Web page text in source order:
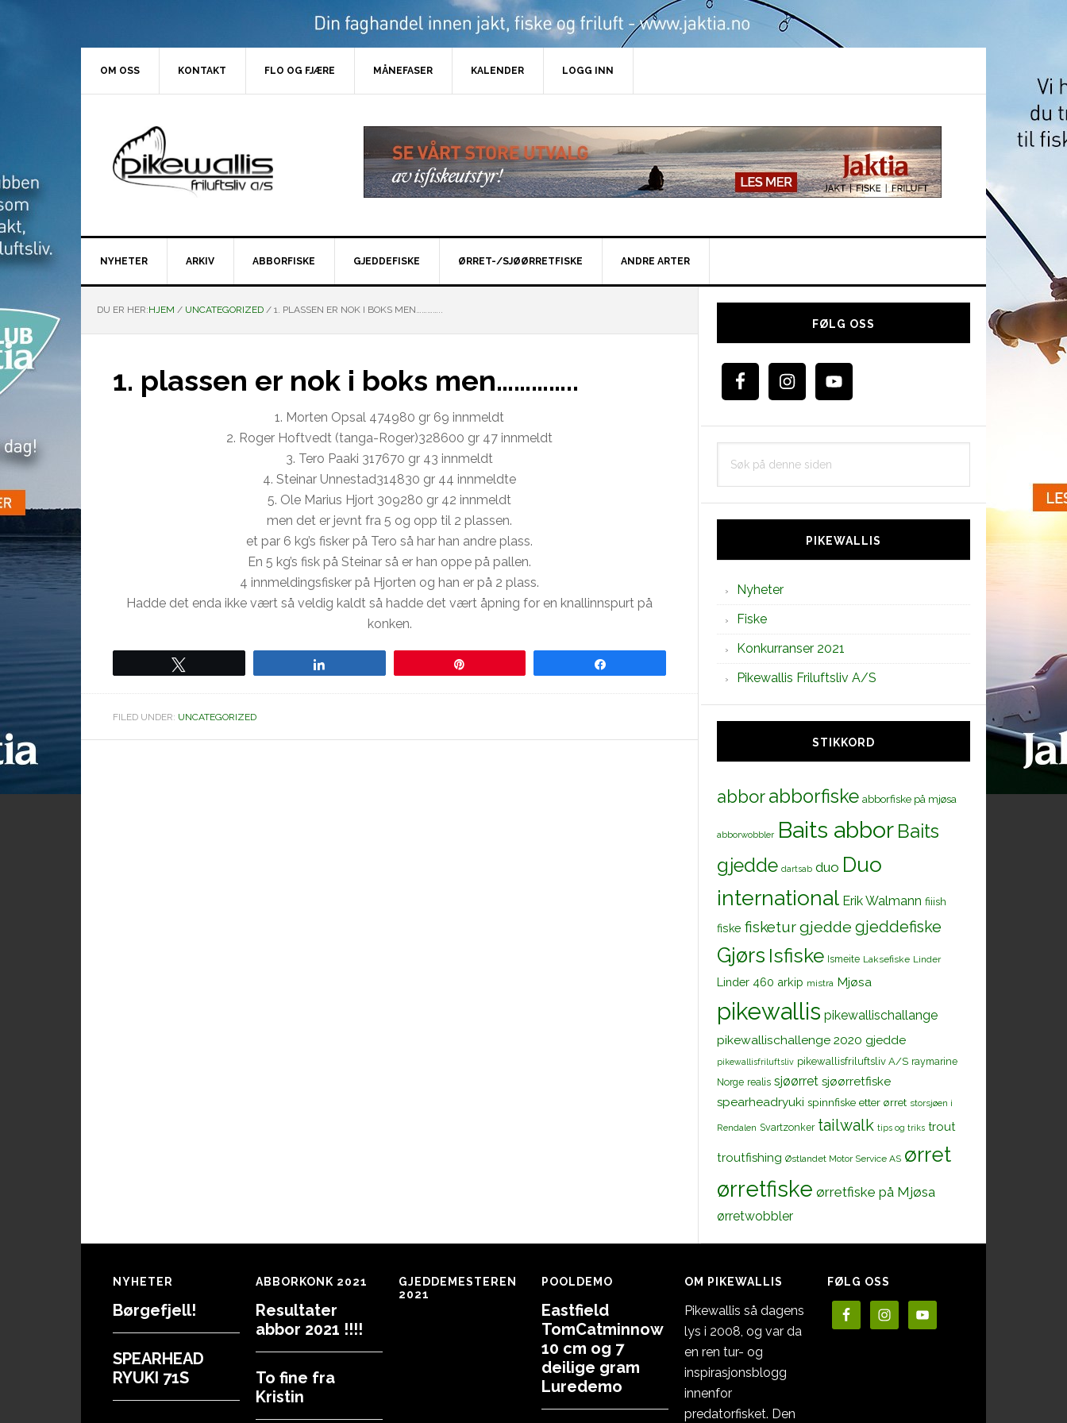
OM OSS KONTAKT FLO OG FJÆRE MÅNEFASER KALENDER LOGG INN
NYHETER ARKIV ABBORFISKE GJEDDEFISKE ØRRET-/SJØØRRETFISKE ANDRE ARTER
DU ER HER:HJEM / UNCATEGORIZED / 1. PLASSEN ER NOK I BOKS MEN…………..
1. plassen er nok i boks men…………..
1. Morten Opsal 474980 gr 69 innmeldt
2. Roger Hoftvedt (tanga-Roger)328600 gr 47 innmeldt
3. Tero Paaki 317670 gr 43 innmeldt
4. Steinar Unnestad314830 gr 44 innmeldte
5. Ole Marius Hjort 309280 gr 42 innmeldt
men det er jevnt fra 5 og opp til 2 plassen.
et par 6 kg’s fisker på Tero så har han andre plass.
En 5 kg’s fisk på Steinar så er han oppe på pallen.
4 innmeldingsfisker på Hjorten og han er på 2 plass.
Hadde det enda ikke vært så veldig kaldt så hadde det vært åpning for en knallinnspurt på
konken.
FILED UNDER: UNCATEGORIZED
Hoved
FØLG OSS
PIKEWALLIS
Nyheter
Fiske
Konkurranser 2021
Pikewallis Friluftsliv A/S
STIKKORD
abborabborfiske abborfiske på mjøsa
abborwobbler Baits abbor Baits
gjedde dartsab duo Duo
international Erik Walmann fiiish
fiske fisketurgjedde gjeddefiske
Gjørs Isfiske Ismeite Laksefiske Linder
Linder 460 arkip mistra Mjøsa
pikewallis pikewallischallange
pikewallischallenge 2020 gjedde
pikewallisfriluftsliv pikewallisfriluftsliv A/S raymarine
Norge realis sjøørret sjøørretfiske
spearheadryuki spinnfiske etter ørret storsjøen i
Rendalen Svartzonker tailwalk tips og triks trout
troutfishing Østlandet Motor Service AS ørret
ørretfiske ørretfiske på Mjøsa
ørretwobbler
Footer
NYHETER
Børgefjell!
SPEARHEAD
RYUKI 71S
ABBORKONK 2021
Resultater
abbor 2021 !!!!
To fine fra
Kristin
GJEDDEMESTEREN
2021
POOLDEMO
Eastfield
TomCatminnow
10 cm og 7
deilige gram
Luredemo
OM PIKEWALLIS
Pikewallis så dagens
lys i 2008, og var da
en ren tur- og
inspirasjonsblogg
innenfor
predatorfisket. Den
FØLG OSS